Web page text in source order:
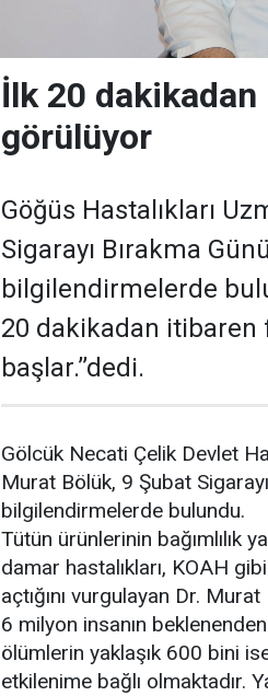
İlk 20
görülüyor
Göğüs Hastalıkları
Sigarayı Bırakma
bilgilendirmelerde
20 dakikadan itibaren
başlar.’’dedi.
Gölcük Necati Çelik Devlet
Murat Bölük, 9 Şubat
bilgilendirmelerde bulundu.
Tütün ürünlerinin bağımlılık
damar hastalıkları, KOAH
açtığını vurgulayan Dr.
6 milyon insanın
ölümlerin yaklaşık 600 bini
etkilenime bağlı olmaktadır.